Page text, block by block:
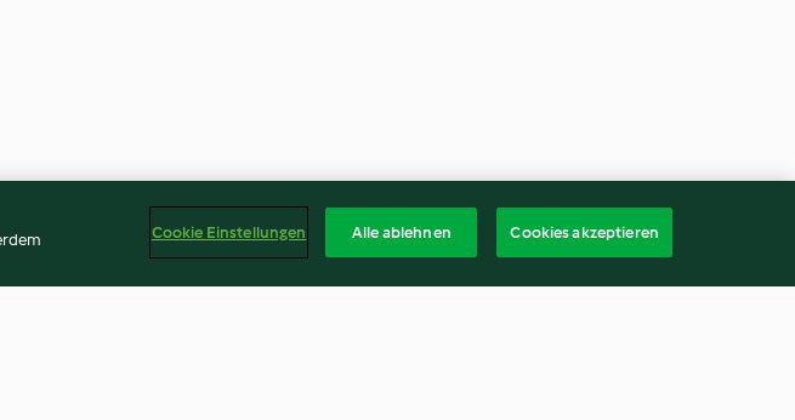
Cookie Einstellungen Alle ablehnen Cookies akzeptieren